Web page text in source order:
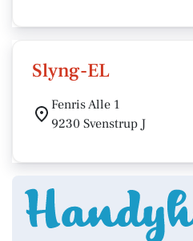
Slyng-EL
Fenris Alle 1
9230 Svenstrup J